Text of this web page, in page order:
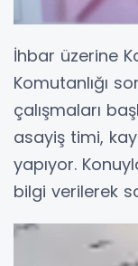
İhbar üzerine
Komutanlığı
çalışmaları
asayiş timi,
yapıyor.
bilgi verilerek